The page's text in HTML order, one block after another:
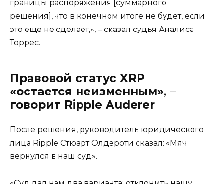
границы распоряжения [суммарного
решения], что в конечном итоге не будет, если
это еще не сделает,», – сказал судья Аналиса
Торрес.
Правовой статус XRP
«остается неизменным», –
говорит Ripple Auderer
После решения, руководитель юридического
лица Ripple Стюарт Олдероти сказал: «Мяч
вернулся в наш суд».